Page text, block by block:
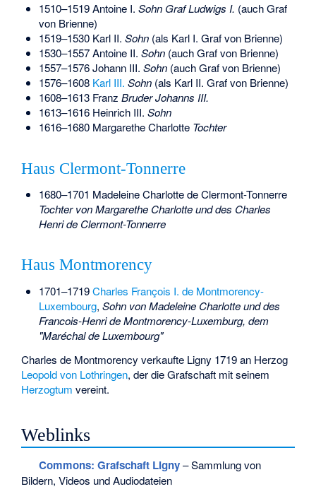
1510–1519Antoine I. Sohn Graf Ludwigs I. (auch Graf
von Brienne)
1519–1530 Karl II. Sohn(als Karl I. Graf von Brienne)
1530–1557Antoine II. Sohn(auch Graf von Brienne)
1557–1576Johann III. Sohn(auch Graf von Brienne)
1576–1608 Karl III. Sohn(als Karl II. Graf von Brienne)
1608–1613 Franz Bruder Johanns III.
1613–1616 Heinrich III. Sohn
1616–1680 Margarethe Charlotte Tochter
Haus Clermont-Tonnerre
1680–1701 Madeleine Charlotte de Clermont-Tonnerre
Tochter von Margarethe Charlotte und des Charles
Henri de Clermont-Tonnerre
Haus Montmorency
1701–1719Charles François I. de Montmorency-
Luxembourg, Sohn von Madeleine Charlotte und des
Francois-Henri de Montmorency-Luxemburg, dem
"Maréchal de Luxembourg"
Charles de Montmorency verkaufte Ligny 1719 an Herzog
Leopold von Lothringen, der die Grafschaft mit seinem
Herzogtum vereint.
Weblinks
Commons: Grafschaft Ligny– Sammlung von
Bildern, Videos und Audiodateien